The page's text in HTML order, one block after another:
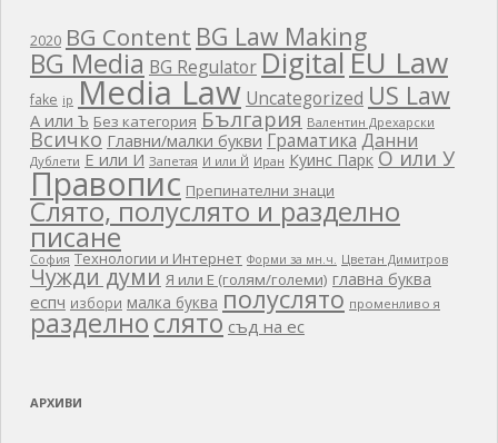
2020 BG Content BG Law Making
BG Media BG RegulatorDigitalEU Law
fake ip Media Law Uncategorized US Law
А или Ъ Без категория България Валентин Дрехарски
Всичко Главни/малки букви Граматика Данни
Дублети Е или И Запетая И или Й Иран Куинс Парк О или У
Правопис Препинателни знаци
Слято, полуслято и разделно
писане
София Технологии и Интернет Форми за мн.ч. Цветан Димитров
Чужди думи Я или Е (голям/големи) главна буква
еспч избори малка буква полуслято променливо я
разделнослято съд на ес
АРХИВИ